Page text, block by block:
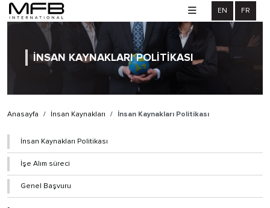
EN FR
İNSAN KAYNAKLARI POLİTİKASI
Anasayfa / İnsan Kaynakları / İnsan Kaynakları Politikası
İnsan Kaynakları Politikası
İşe Alım süreci
Genel Başvuru